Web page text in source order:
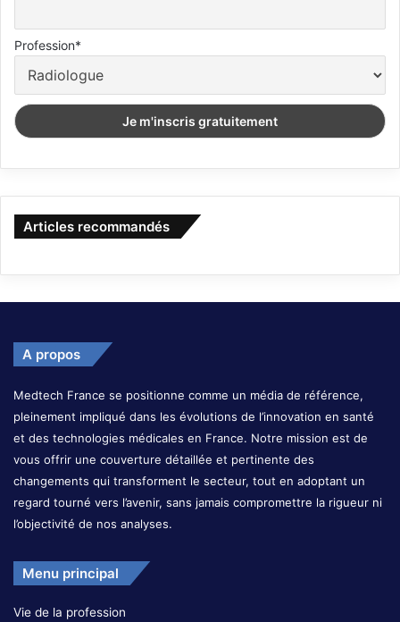
Profession*
Articles recommandés
A propos
Medtech France se positionne comme un média de référence,
pleinement impliqué dans les évolutions de l’innovation en santé
et des technologies médicales en France. Notre mission est de
vous offrir une couverture détaillée et pertinente des
changements qui transforment le secteur, tout en adoptant un
regard tourné vers l’avenir, sans jamais compromettre la rigueur ni
l’objectivité de nos analyses.
Menu principal
Vie de la profession